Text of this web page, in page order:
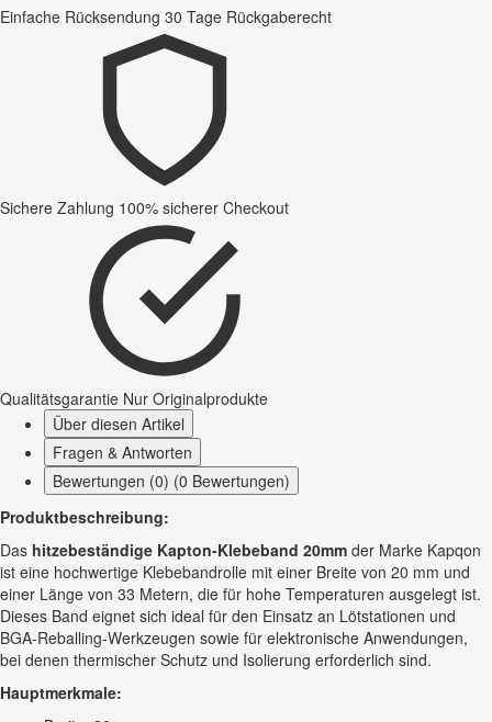
Einfache Rücksendung 30 Tage Rückgaberecht
Sichere Zahlung 100% sicherer Checkout
Qualitätsgarantie Nur Originalprodukte
Über diesen Artikel
Fragen & Antworten
Bewertungen (0) (0 Bewertungen)
Produktbeschreibung:
Das hitzebeständige Kapton-Klebeband 20mm der Marke Kapqon
ist eine hochwertige Klebebandrolle mit einer Breite von 20 mm und
einer Länge von 33 Metern, die für hohe Temperaturen ausgelegt ist.
Dieses Band eignet sich ideal für den Einsatz an Lötstationen und
BGA-Reballing-Werkzeugen sowie für elektronische Anwendungen,
bei denen thermischer Schutz und Isolierung erforderlich sind.
Hauptmerkmale: